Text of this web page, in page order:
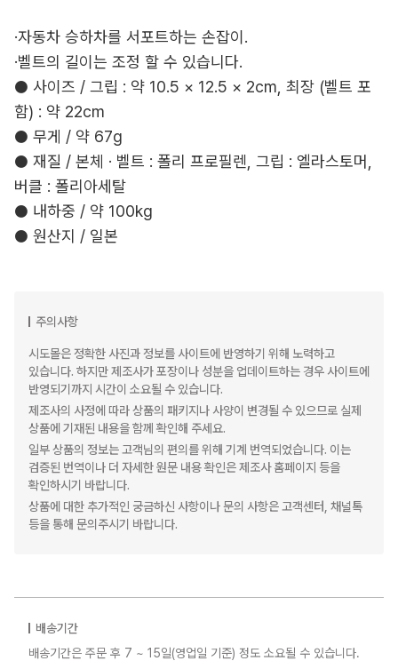
·자동차 승하차를 서포트하는 손잡이.
·벨트의 길이는 조정 할 수 있습니다.
● 사이즈 / 그립 : 약 10.5 × 12.5 × 2cm, 최장 (벨트 포
함) : 약 22cm
● 무게 / 약 67g
● 재질 / 본체 · 벨트 : 폴리 프로필렌, 그립 : 엘라스토머,
버클 : 폴리아세탈
● 내하중 / 약 100kg
● 원산지 / 일본
주의사항
시도몰은 정확한 사진과 정보를 사이트에 반영하기 위해 노력하고
있습니다. 하지만 제조사가 포장이나 성분을 업데이트하는 경우 사이트에
반영되기까지 시간이 소요될 수 있습니다.
제조사의 사정에 따라 상품의 패키지나 사양이 변경될 수 있으므로 실제
상품에 기재된 내용을 함께 확인해 주세요.
일부 상품의 정보는 고객님의 편의를 위해 기계 번역되었습니다. 이는
검증된 번역이나 더 자세한 원문 내용 확인은 제조사 홈페이지 등을
확인하시기 바랍니다.
상품에 대한 추가적인 궁금하신 사항이나 문의 사항은 고객센터, 채널톡
등을 통해 문의주시기 바랍니다.
배송기간
배송기간은 주문 후 7 ~ 15일(영업일 기준) 정도 소요될 수 있습니다.